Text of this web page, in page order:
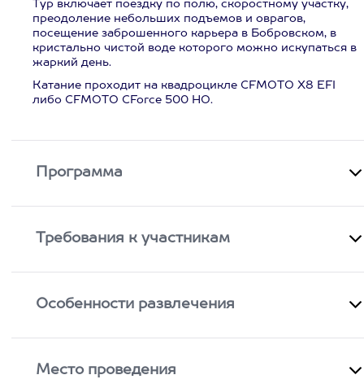
Тур включает поездку по полю, скоростному участку,
преодоление небольших подъемов и оврагов,
посещение заброшенного карьера в Бобровском, в
кристально чистой воде которого можно искупаться в
жаркий день.
Катание проходит на квадроцикле CFMOTO X8 EFI
либо CFMOTO CForce 500 HO.
Программа
Требования к участникам
Особенности развлечения
Место проведения